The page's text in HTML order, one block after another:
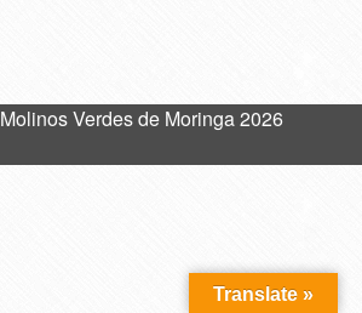
Molinos Verdes de Moringa 2026
Translate »